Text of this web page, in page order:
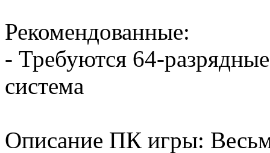
Рекомендованные:
- Требуются 64-
система
Описание ПК игры: